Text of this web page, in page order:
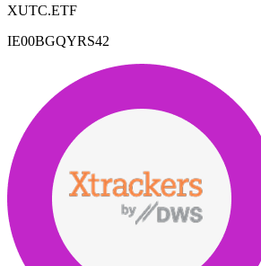
XUTC.ETF
IE00BGQYRS42